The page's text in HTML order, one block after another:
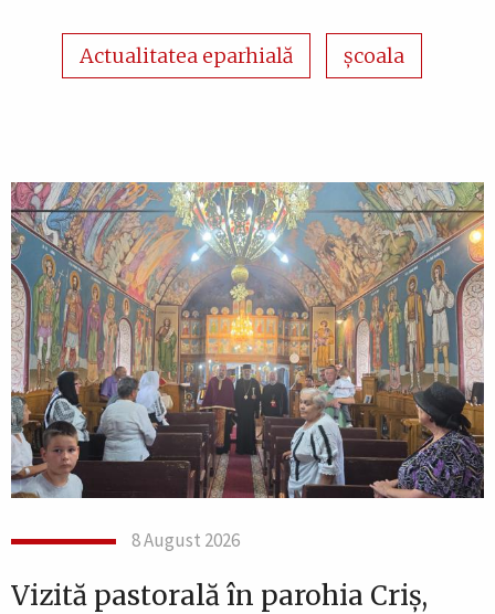
Actualitatea eparhială școala
8 August 2026
Vizită pastorală în parohia Criș,